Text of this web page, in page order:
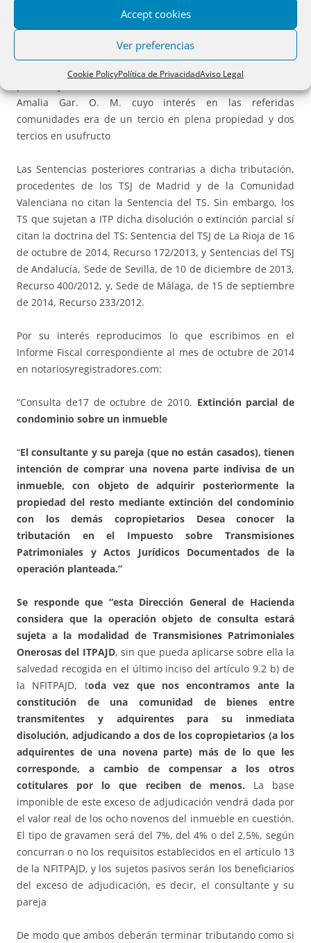
Accept cookies
Ver preferencias
Cookie PolicyPolítica de PrivacidadAviso Legal
propietarios proindiviso de los inmuebles citados junto
efectúan, en ambos casos, a comuneros previamente
titulares de una sexta parte de la nuda propiedad de los
Amalia Gar. O. M. cuyo interés en las referidas
comunidades era de un tercio en plena propiedad y dos
tercios en usufructo
Las Sentencias posteriores contrarias a dicha tributación,
procedentes de los TSJ de Madrid y de la Comunidad
Valenciana no citan la Sentencia del TS. Sin embargo, los
TS que sujetan a ITP dicha disolución o extinción parcial sí
citan la doctrina del TS: Sentencia del TSJ de La Rioja de 16
de octubre de 2014, Recurso 172/2013, y Sentencias del TSJ
de Andalucía, Sede de Sevilla, de 10 de diciembre de 2013,
Recurso 400/2012, y, Sede de Málaga, de 15 de septiembre
de 2014, Recurso 233/2012.
Por su interés reproducimos lo que escribimos en el
Informe Fiscal correspondiente al mes de octubre de 2014
en notariosyregistradores.com:
“Consulta de17 de octubre de 2010. Extinción parcial de
condominio sobre un inmueble
“El consultante y su pareja (que no están casados), tienen
intención de comprar una novena parte indivisa de un
inmueble, con objeto de adquirir posteriormente la
propiedad del resto mediante extinción del condominio
con los demás copropietarios Desea conocer la
tributación en el Impuesto sobre Transmisiones
Patrimoniales y Actos Jurídicos Documentados de la
operación planteada.”
Se responde que “esta Dirección General de Hacienda
considera que la operación objeto de consulta estará
sujeta a la modalidad de Transmisiones Patrimoniales
Onerosas del ITPAJD, sin que pueda aplicarse sobre ella la
salvedad recogida en el último inciso del artículo 9.2 b) de
la NFITPAJD, toda vez que nos encontramos ante la
constitución de una comunidad de bienes entre
transmitentes y adquirentes para su inmediata
disolución, adjudicando a dos de los copropietarios (a los
adquirentes de una novena parte) más de lo que les
corresponde, a cambio de compensar a los otros
cotitulares por lo que reciben de menos. La base
imponible de este exceso de adjudicación vendrá dada por
el valor real de los ocho novenos del inmueble en cuestión.
El tipo de gravamen será del 7%, del 4% o del 2,5%, según
concurran o no los requisitos establecidos en el artículo 13
de la NFITPAJD, y los sujetos pasivos serán los beneficiarios
del exceso de adjudicación, es decir, el consultante y su
pareja
De modo que ambos deberán terminar tributando como si